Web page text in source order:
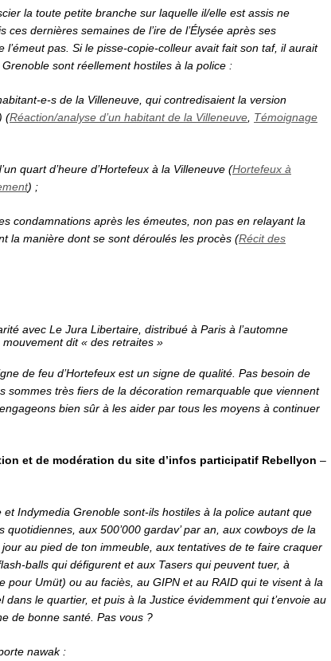
la toute petite branche sur laquelle il/elle est assis ne
ces dernières semaines de l’ire de l’Élysée après ses
l’émeut pas. Si le pisse-copie-colleur avait fait son taf, il aurait
sont réellement hostiles à la police :
e-s de la Villeneuve, qui contredisaient la version
(Réaction/analyse d’un habitant de la Villeneuve Témoignage
quart d’heure d’Hortefeux à la Villeneuve (Hortefeux à
) ;
condamnations après les émeutes, non pas en relayant la
la manière dont se sont déroulés les procès (Récit des
avec Le Jura Libertaire, distribué à Paris à l’automne
dit « des retraites »
de feu d’Hortefeux est un signe de qualité. Pas besoin de
sommes très fiers de la décoration remarquable que viennent
bien sûr à les aider par tous les moyens à continuer
et de modération du site d’infos participatif Rebellyon –
Indymedia Grenoble sont-ils hostiles à la police autant que
aux 500’000 gardav’ par an, aux cowboys de la
au pied de ton immeuble, aux tentatives de te faire craquer
balls qui défigurent et aux Tasers qui peuvent tuer, à
pour Umüt) ou au faciès, au GIPN et au RAID qui te visent à la
dans le quartier, et puis à la Justice évidemment qui t’envoie au
de bonne santé. Pas vous ?
nawak :